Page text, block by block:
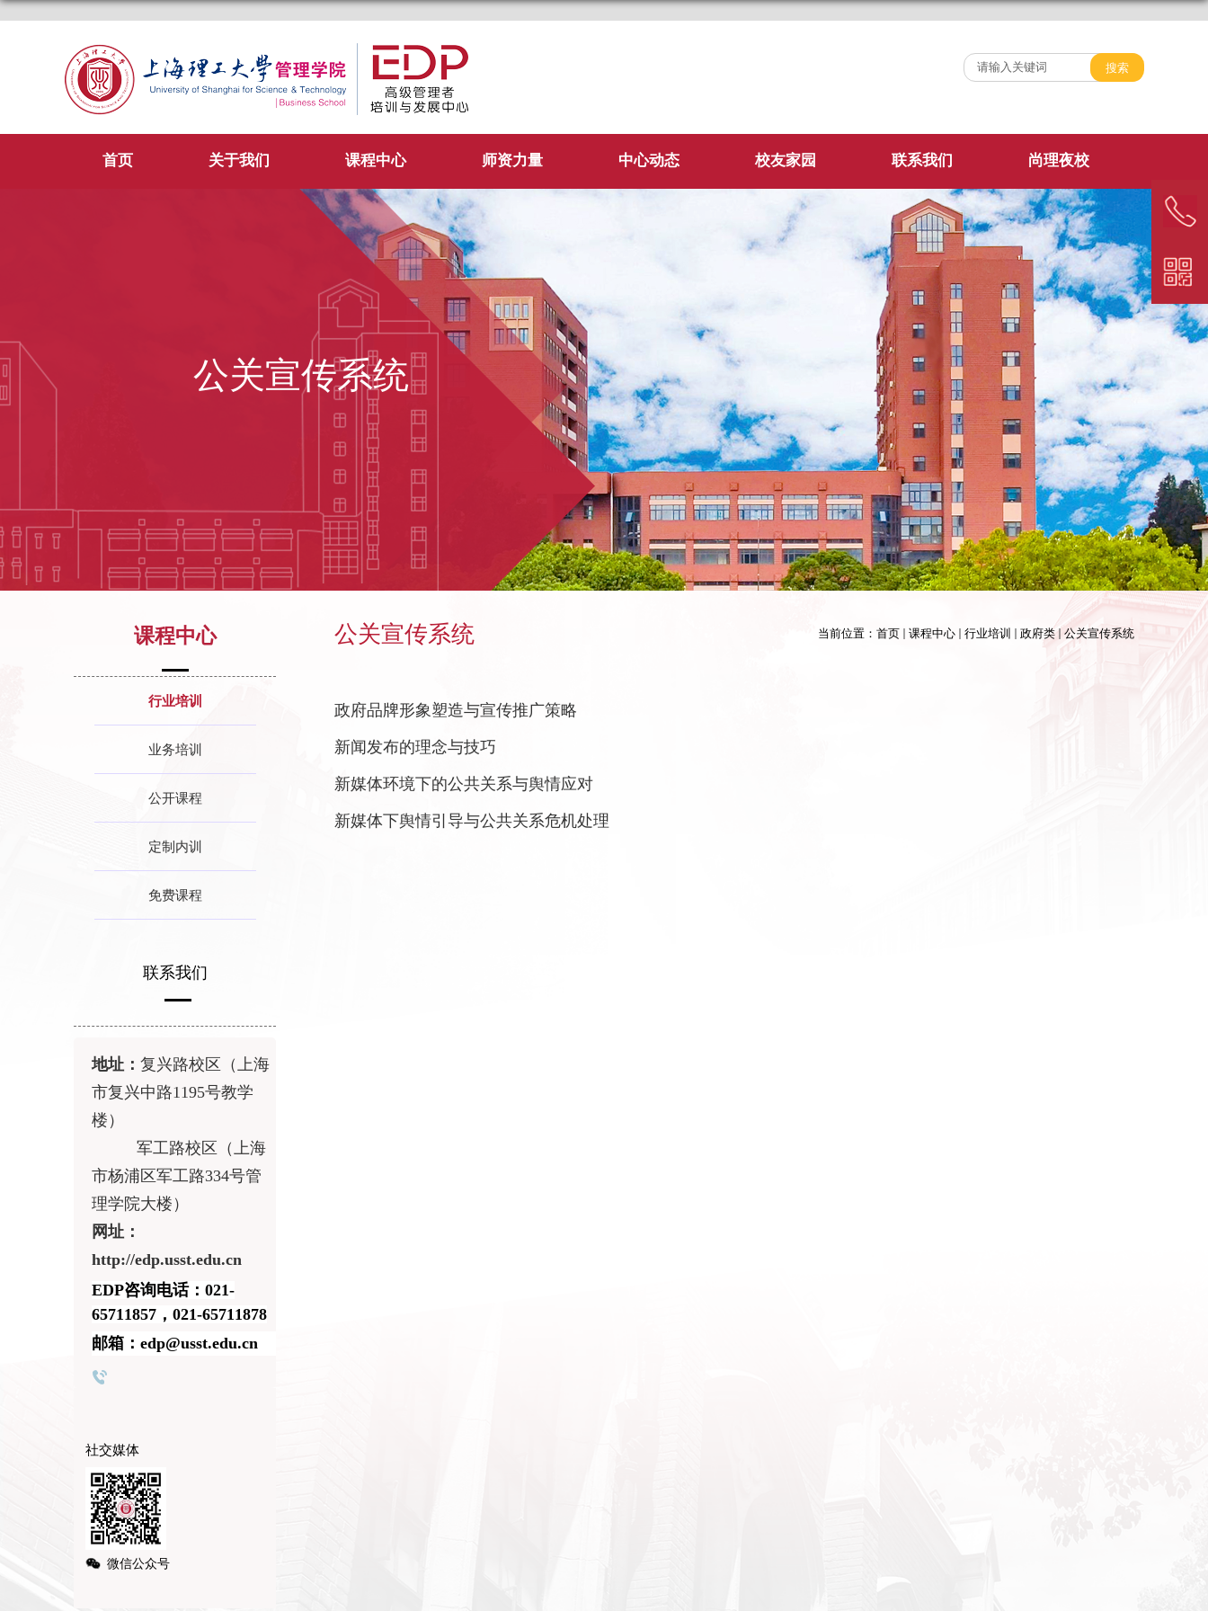
首页 关于我们 课程中心 师资力量 中心动态 校友家园 联系我们 尚理夜校
公关宣传系统
课程中心
行业培训
业务培训
公开课程
定制内训
免费课程
联系我们
地址： 复兴路校区（上海
市复兴中路1195号教学
楼）
军工路校区（上海
市杨浦区军工路334号管
理学院大楼）
网址：
http://edp.usst.edu.cn
EDP咨询电话：021-
65711857，021-65711878
邮箱：edp@usst.edu.cn
社交媒体
微信公众号
当前位置： 首页 课程中心 行业培训 政府类 公关宣传系统
公关宣传系统
政府品牌形象塑造与宣传推广策略
新闻发布的理念与技巧
新媒体环境下的公共关系与舆情应对
新媒体下舆情引导与公共关系危机处理